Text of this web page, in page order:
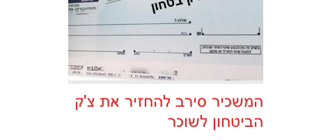
המשכיר סירב להחזיר את צ'ק
הביטחון לשוכר